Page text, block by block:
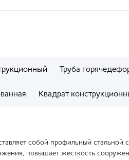
Труба
Квадрат
собой профильный
повышает жесткость